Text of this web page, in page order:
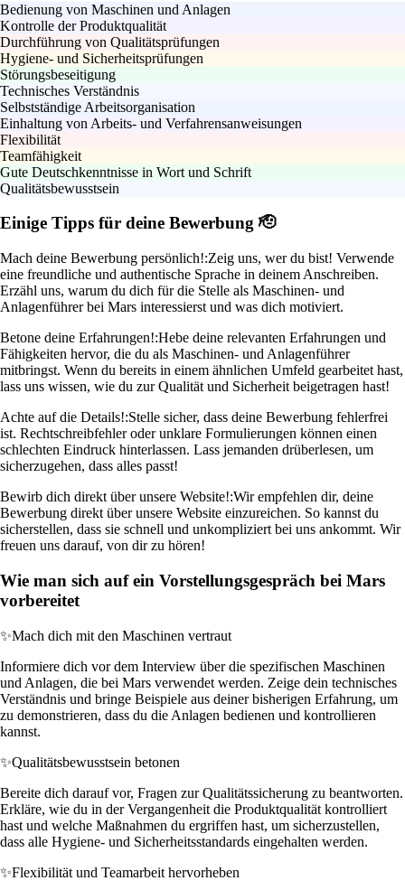
Bedienung von Maschinen und Anlagen
Kontrolle der Produktqualität
Durchführung von Qualitätsprüfungen
Hygiene- und Sicherheitsprüfungen
Störungsbeseitigung
Technisches Verständnis
Selbstständige Arbeitsorganisation
Einhaltung von Arbeits- und Verfahrensanweisungen
Flexibilität
Teamfähigkeit
Gute Deutschkenntnisse in Wort und Schrift
Qualitätsbewusstsein
Einige Tipps für deine Bewerbung 🫡
Mach deine Bewerbung persönlich!:Zeig uns, wer du bist! Verwende
eine freundliche und authentische Sprache in deinem Anschreiben.
Erzähl uns, warum du dich für die Stelle als Maschinen- und
Anlagenführer bei Mars interessierst und was dich motiviert.
Betone deine Erfahrungen!:Hebe deine relevanten Erfahrungen und
Fähigkeiten hervor, die du als Maschinen- und Anlagenführer
mitbringst. Wenn du bereits in einem ähnlichen Umfeld gearbeitet hast,
lass uns wissen, wie du zur Qualität und Sicherheit beigetragen hast!
Achte auf die Details!:Stelle sicher, dass deine Bewerbung fehlerfrei
ist. Rechtschreibfehler oder unklare Formulierungen können einen
schlechten Eindruck hinterlassen. Lass jemanden drüberlesen, um
sicherzugehen, dass alles passt!
Bewirb dich direkt über unsere Website!:Wir empfehlen dir, deine
Bewerbung direkt über unsere Website einzureichen. So kannst du
sicherstellen, dass sie schnell und unkompliziert bei uns ankommt. Wir
freuen uns darauf, von dir zu hören!
Wie man sich auf ein Vorstellungsgespräch bei Mars
vorbereitet
✨Mach dich mit den Maschinen vertraut
Informiere dich vor dem Interview über die spezifischen Maschinen
und Anlagen, die bei Mars verwendet werden. Zeige dein technisches
Verständnis und bringe Beispiele aus deiner bisherigen Erfahrung, um
zu demonstrieren, dass du die Anlagen bedienen und kontrollieren
kannst.
✨Qualitätsbewusstsein betonen
Bereite dich darauf vor, Fragen zur Qualitätssicherung zu beantworten.
Erkläre, wie du in der Vergangenheit die Produktqualität kontrolliert
hast und welche Maßnahmen du ergriffen hast, um sicherzustellen,
dass alle Hygiene- und Sicherheitsstandards eingehalten werden.
✨Flexibilität und Teamarbeit hervorheben